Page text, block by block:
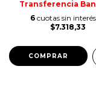
Transferencia
6 cuotas sin
$7.318,33
COMPRAR